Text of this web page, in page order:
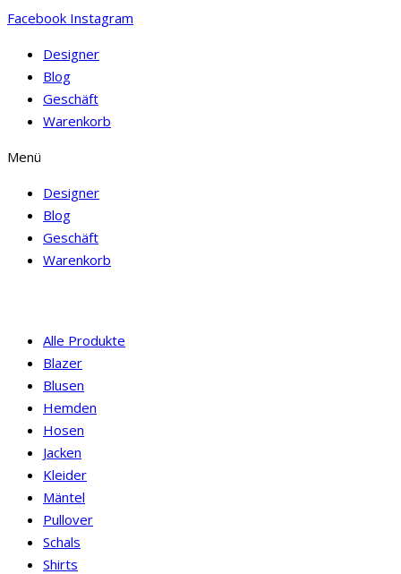
Facebook Instagram
Designer
Blog
Geschäft
Warenkorb
Menü
Designer
Blog
Geschäft
Warenkorb
Alle Produkte
Blazer
Blusen
Hemden
Hosen
Jacken
Kleider
Mäntel
Pullover
Schals
Shirts